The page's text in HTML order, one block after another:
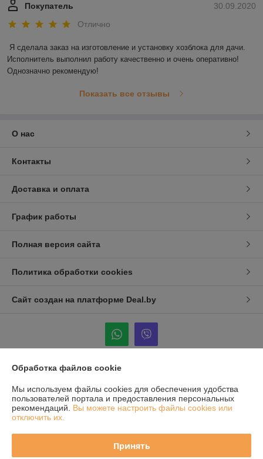
30.09.2020
Покупатель
Отлично
Я сделала заказ на изготовление и установку хозблока для дачи.
Исполнитель выполнил работу качественно и очень оперативно!
Однозначно рекомендую!
Показать все отзывы
О нас
Контакты
Доставка и оплата
График работы
Полная версия сайта
Политика обработки cookies
Сайт создан на платформе Deal.by
Юридическое лицо:ООО "СТИЛЬСТРОЙ-ТСК"
Республика Беларусь, Минская обл., Минский р-н, Аг.Лесной,
ул.Фабричная, 2а-10/8
Регистрационный номер ЕГР: 690230746
Обработка файлов cookie
Мы используем файлы cookies для обеспечения удобства
пользователей портала и предоставления персональных
рекомендаций. Вы можете настроить файлы cookies или
отключить их.
Принять